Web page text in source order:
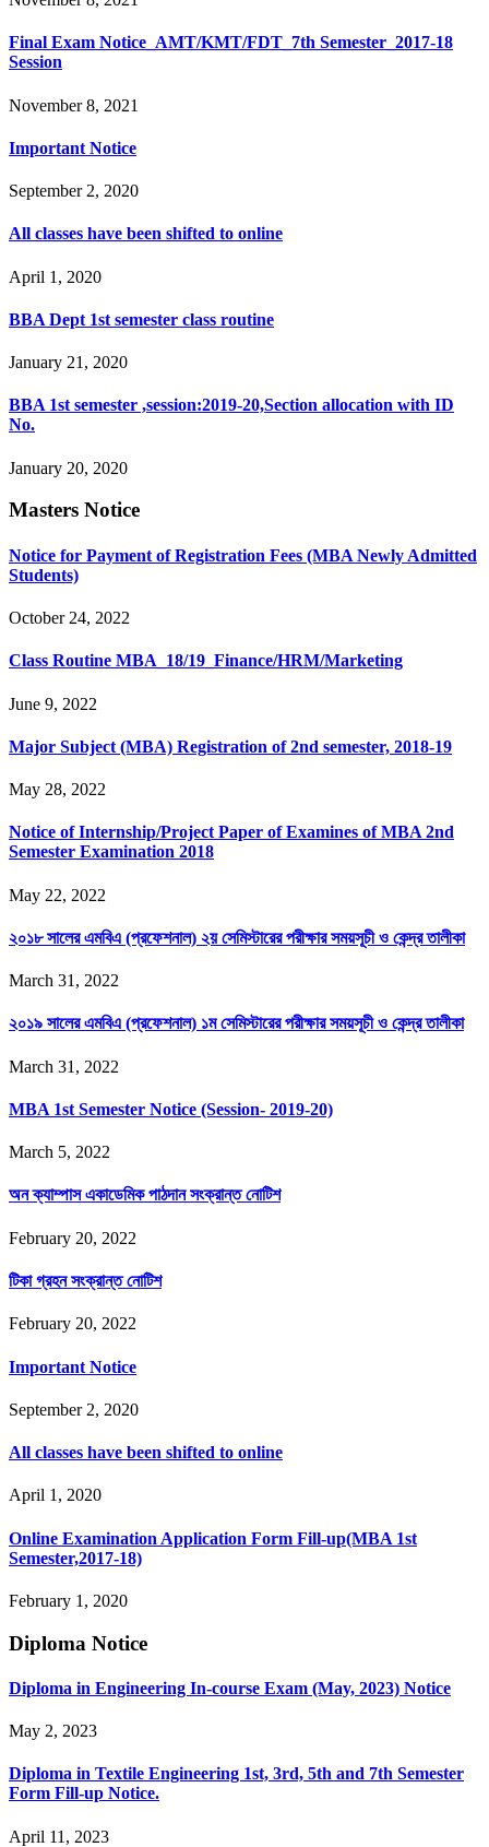
Final Exam Notice_AMT/KMT/FDT_7th Semester_2017-18
Session
November 8, 2021
Important Notice
September 2, 2020
All classes have been shifted to online
April 1, 2020
BBA Dept 1st semester class routine
January 21, 2020
BBA 1st semester ,session:2019-20,Section allocation with ID
No.
January 20, 2020
Masters Notice
Notice for Payment of Registration Fees (MBA Newly Admitted
Students)
October 24, 2022
Class Routine MBA_18/19_Finance/HRM/Marketing
June 9, 2022
Major Subject (MBA) Registration of 2nd semester, 2018-19
May 28, 2022
Notice of Internship/Project Paper of Examines of MBA 2nd
Semester Examination 2018
May 22, 2022
২০১৮ সালের এমবিএ (প্রফেশনাল) ২য় সেমিস্টারের পরীক্ষার সময়সূচী ও কেন্দ্র তালীকা
March 31, 2022
২০১৯ সালের এমবিএ (প্রফেশনাল) ১ম সেমিস্টারের পরীক্ষার সময়সূচী ও কেন্দ্র তালীকা
March 31, 2022
MBA 1st Semester Notice (Session- 2019-20)
March 5, 2022
অন ক্যাম্পাস একাডেমিক পাঠদান সংক্রান্ত নোটিশ
February 20, 2022
টিকা গ্রহন সংক্রান্ত নোটিশ
February 20, 2022
Important Notice
September 2, 2020
All classes have been shifted to online
April 1, 2020
Online Examination Application Form Fill-up(MBA 1st
Semester,2017-18)
February 1, 2020
Diploma Notice
Diploma in Engineering In-course Exam (May, 2023) Notice
May 2, 2023
Diploma in Textile Engineering 1st, 3rd, 5th and 7th Semester
Form Fill-up Notice.
April 11, 2023